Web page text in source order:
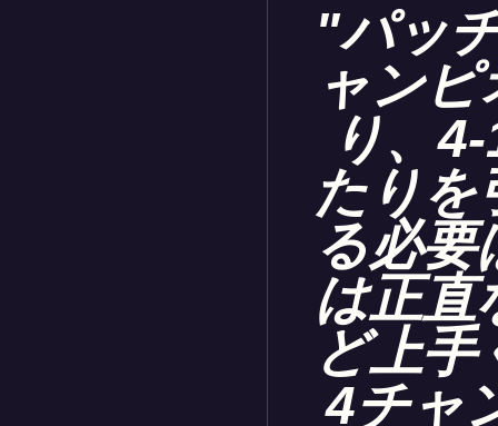
"パッ
ャン
り、
たりを
る必要
は正直
ど上
4チャ